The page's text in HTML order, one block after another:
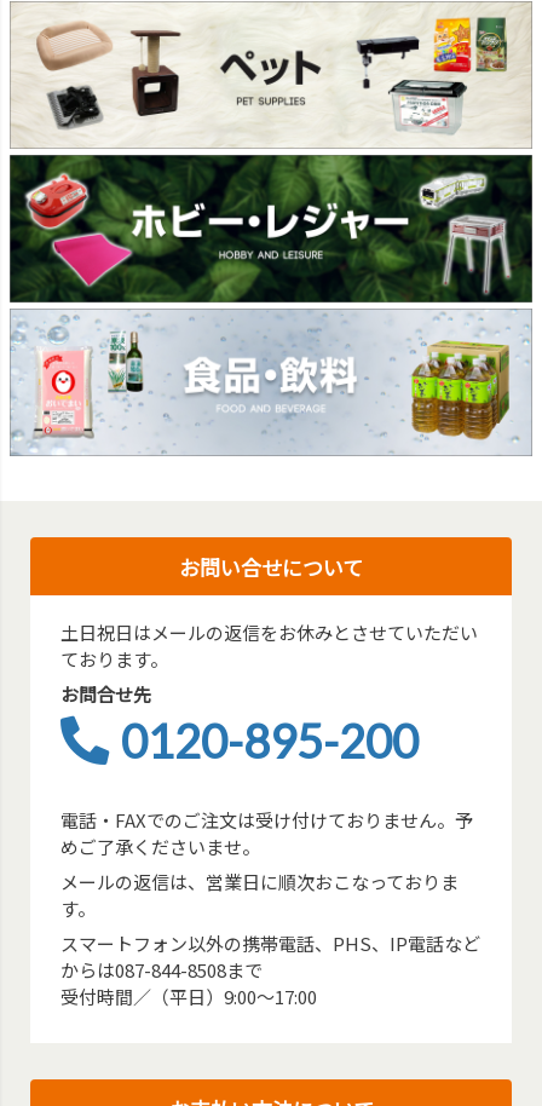
お問い合せについて
土日祝日はメールの返信をお休みとさせていただい
ております。
お問合せ先
0120-895-200
電話・FAXでのご注文は受け付けておりません。予
めご了承くださいませ。
メールの返信は、営業日に順次おこなっておりま
す。
スマートフォン以外の携帯電話、PHS、IP電話など
からは087-844-8508まで
受付時間／（平日）9:00～17:00